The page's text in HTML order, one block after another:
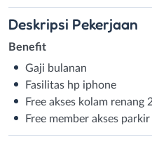
Deskripsi Pekerjaan
Benefit
Gaji bulanan
Fasilitas hp iphone
Free akses kolam renang
Free member akses